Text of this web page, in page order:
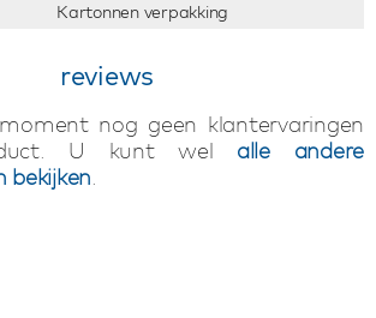
Kartonnen verpakking
reviews
nog geen klantervaringen
U kunt wel alle andere
bekijken.